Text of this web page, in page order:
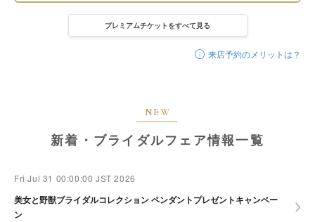
プレミアムチケットをすべて見る
来店予約のメリットは？
NEW
新着・ブライダルフェア情報一覧
Fri Jul 31 00:00:00 JST 2026
美女と野獣ブライダルコレクション ペンダントプレゼントキャンペー
ン